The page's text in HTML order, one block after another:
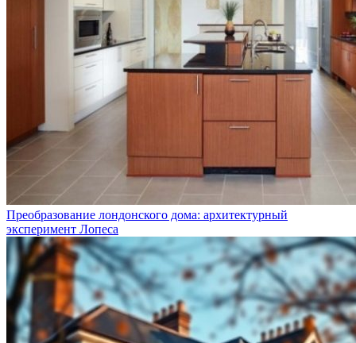
Преобразование лондонского дома: архитектурный
эксперимент Лопеса